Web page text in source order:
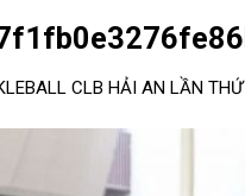
CLB HẢI AN LẦN